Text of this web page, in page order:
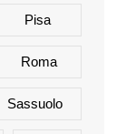
Pisa
Roma
Sassuolo